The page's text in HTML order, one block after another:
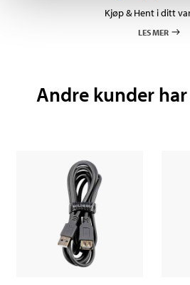
Kjøp & Hent i ditt
LES MER
Andre kunder